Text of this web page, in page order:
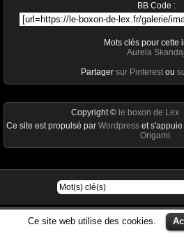
BB Code :
Mots clés pour cette
Aurela Skandaj
Partager sur Pinterest ou
Ce site web utilise des cookies.
Copyright © le boxon de Lex
Ce site est propulsé par Wordpress et
Origami.